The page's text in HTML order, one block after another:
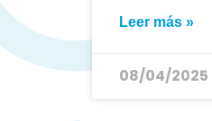
Leer más »
08/04/2025